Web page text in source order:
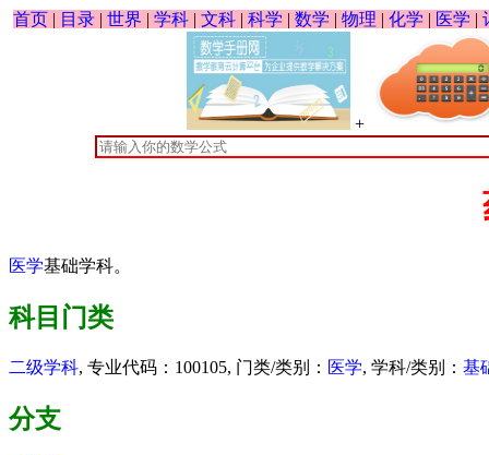
首页 | 目录 | 世界 | 学科 | 文科 | 科学 | 数学 | 物理 | 化学 | 医学 |
+
医学基础学科。
科目门类
二级学科, 专业代码：100105, 门类/类别： 医学, 学科/类别： 基
分支